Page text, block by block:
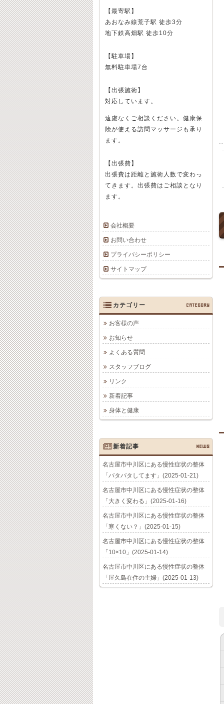
【最寄駅】
あおなみ線荒子駅 徒歩3分
地下鉄高畑駅 徒歩10分
【駐車場】
無料駐車場7台
【出張施術】
対応しています。
遠慮なくご相談ください。健康保
険が使える訪問マッサージも承り
ます。
【出張費】
出張費は距離と施術人数で変わっ
てきます。出張費はご相談となり
ます。
会社概要
お問い合わせ
プライバシーポリシー
サイトマップ
カテゴリー CATEGORY
お客様の声
お知らせ
よくある質問
スタッフブログ
リンク
新着記事
身体と健康
新着記事 NEWS
名古屋市中川区にある慢性症状の整体
「バタバタしてます」(2025-01-21)
名古屋市中川区にある慢性症状の整体
「大きく変わる」(2025-01-16)
名古屋市中川区にある慢性症状の整体
「寒くない？」(2025-01-15)
名古屋市中川区にある慢性症状の整体
「10×10」(2025-01-14)
名古屋市中川区にある慢性症状の整体
「屋久島在住の主婦」(2025-01-13)